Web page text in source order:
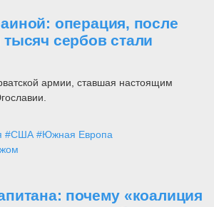
операция, после
тысяч сербов стали
армии, ставшая настоящим
#США #Южная Европа
почему «коалиция